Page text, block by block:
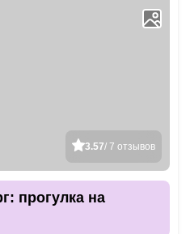
3.57/ 7 отзывов
прогулка на